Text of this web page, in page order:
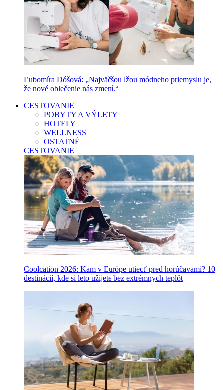
Ľubomíra Dóšová: „Najväčšou lžou módneho priemyslu je,
že nové oblečenie nás zmení.“
CESTOVANIE
POBYTY A VÝLETY
HOTELY
WELLNESS
OSTATNÉ
CESTOVANIE
Coolcation 2026: Kam v Európe utiecť pred horúčavami? 10
destinácií, kde si leto užijete bez extrémnych teplôt